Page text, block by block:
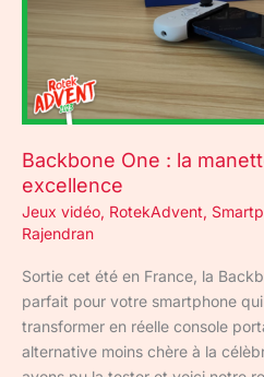
Backbone One : la
excellence
Jeux vidéo, RotekAdvent,
Rajendran
Sortie cet été en France, la
parfait pour votre smartphone
transformer en réelle console
alternative moins chère à la
par